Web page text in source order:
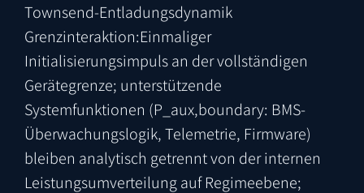
Townsend-Entladungsdynamik
Grenzinteraktion:Einmaliger
Initialisierungsimpuls an der vollständigen
Gerätegrenze; unterstützende
Systemfunktionen (P_aux,boundary: BMS-
Überwachungslogik, Telemetrie, Firmware)
bleiben analytisch getrennt von der internen
Leistungsumverteilung auf Regimeebene;